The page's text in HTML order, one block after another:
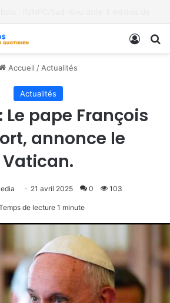
Accueil / Actualités
Actualités
pape François
annonce le
Vatican.
21 avril 2025 0 103
de lecture 1 minute